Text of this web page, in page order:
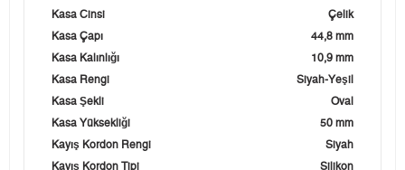
Kasa Cinsi
Çelik
Kasa Çapı
44,8 mm
Kasa Kalınlığı
10,9 mm
Kasa Rengi
Siyah-Yeşil
Kasa Şekli
Oval
Kasa Yüksekliği
50 mm
Kayış Kordon Rengi
Siyah
Kayış Kordon Tipi
Silikon